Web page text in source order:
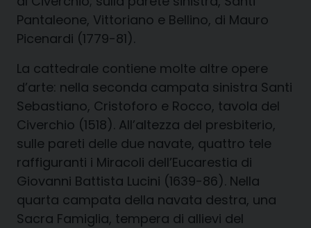
Pantaleone, Vittoriano e Bellino, di Mauro
Picenardi (1779-81).
La cattedrale contiene molte altre opere
d’arte: nella seconda campata sinistra Santi
Sebastiano, Cristoforo e Rocco, tavola del
Civerchio (1518). All’altezza del presbiterio,
sulle pareti delle due navate, quattro tele
raffiguranti i Miracoli dell’Eucarestia di
Giovanni Battista Lucini (1639-86). Nella
quarta campata della navata destra, una
Sacra Famiglia, tempera di allievi del